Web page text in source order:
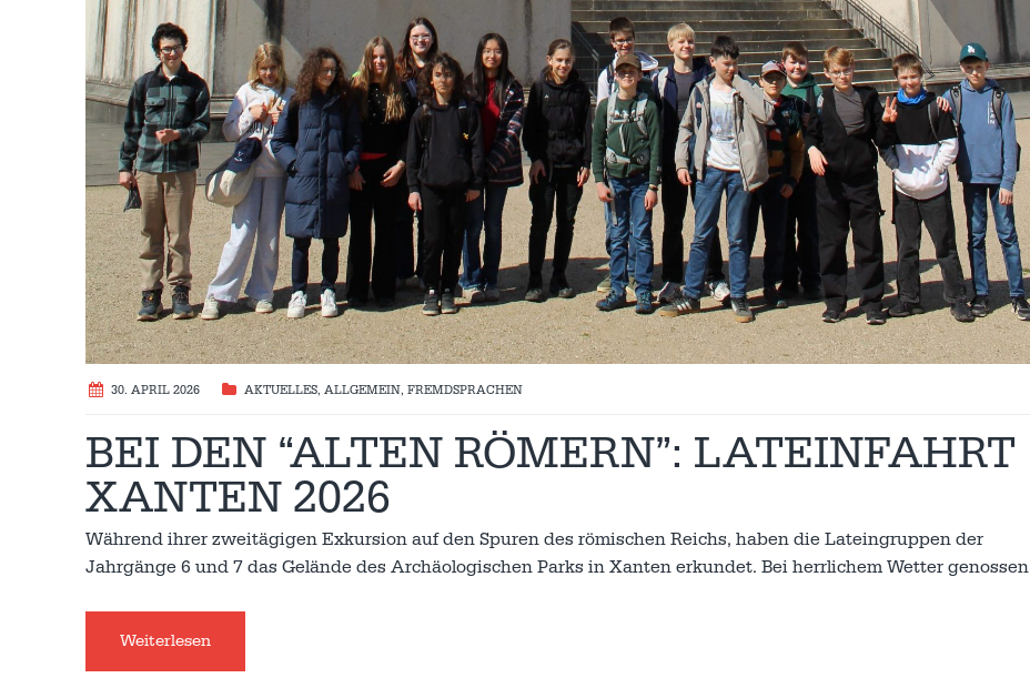
30. APRIL 2026 AKTUELLES, ALLGEMEIN, FREMDSPRACHEN
BEI DEN “ALTEN RÖMERN”: LATEINFAHRT
XANTEN 2026
Während ihrer zweitägigen Exkursion auf den Spuren des römischen Reichs, haben die Lateingruppen der
Jahrgänge 6 und 7 das Gelände des Archäologischen Parks in Xanten erkundet. Bei herrlichem Wetter genossen
Weiterlesen